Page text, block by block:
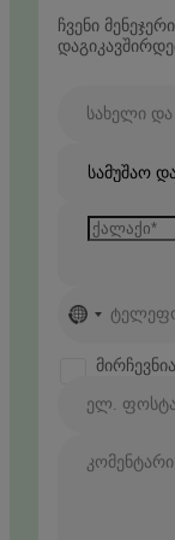
ჩვენი
სახელი
სამუშაო
No
selected
ელ.
კომენტარი